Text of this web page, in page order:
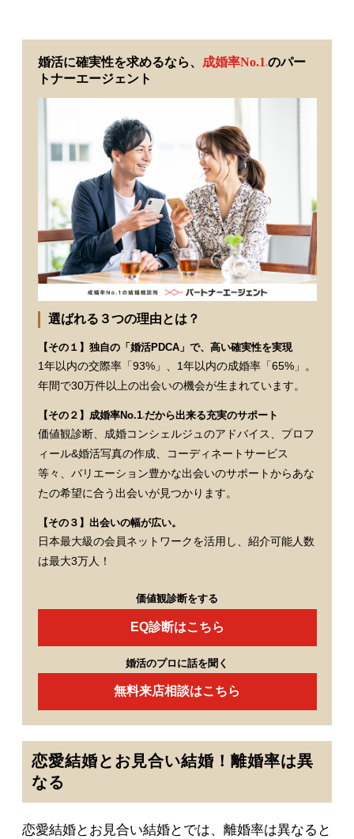
婚活に確実性を求めるなら、 成婚率No.1 ※のパー
トナーエージェント
選ばれる３つの理由とは？
【その１】独自の「婚活PDCA」で、高い確実性を実現
1年以内の交際率「93%」、1年以内の成婚率「65%」。
年間で30万件以上の出会いの機会が生まれています。
【その２】成婚率No.1※だから出来る充実のサポート
価値観診断、成婚コンシェルジュのアドバイス、プロフ
ィール&婚活写真の作成、コーディネートサービス
等々、バリエーション豊かな出会いのサポートからあな
たの希望に合う出会いが見つかります。
【その３】出会いの幅が広い。
日本最大級の会員ネットワークを活用し、紹介可能人数
は最大3万人！
価値観診断をする
EQ診断はこちら
婚活のプロに話を聞く
無料来店相談はこちら
恋愛結婚とお見合い結婚！離婚率は異
なる
恋愛結婚とお見合い結婚とでは、離婚率は異なると